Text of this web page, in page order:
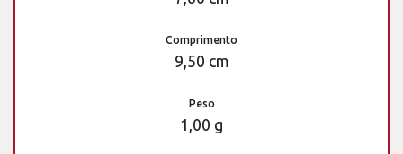
Comprimento
9,50 cm
Peso
1,00 g